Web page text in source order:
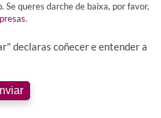
Se queres darche de baixa, por favor,
.
declaras coñecer e entender a